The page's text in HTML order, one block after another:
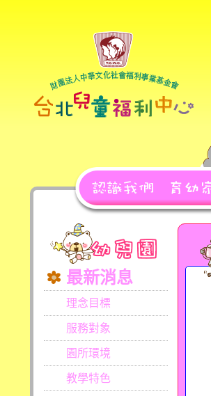
最新消息
理念目標
服務對象
園所環境
教學特色